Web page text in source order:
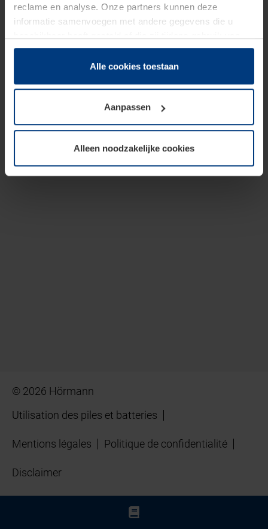
reclame en analyse. Onze partners kunnen deze
informatie samenvoegen met andere gegevens die u
hun diensten hebben verzameld.
Juridisch hebben wij het recht om cookies op uw
van deze pagina's absoluut vereist is. Voor alle andere
soorten cookies is uw toestemming benodigd. Uw
toestemming kunt u op elk moment bij de uitleg van de
wijzigen of herroepen.
Alle cookies toestaan
Aanpassen
Alleen noodzakelijke cookies
© 2026 Hörmann
Utilisation des piles et batteries
Mentions légales Politique de confidentialité
Disclaimer